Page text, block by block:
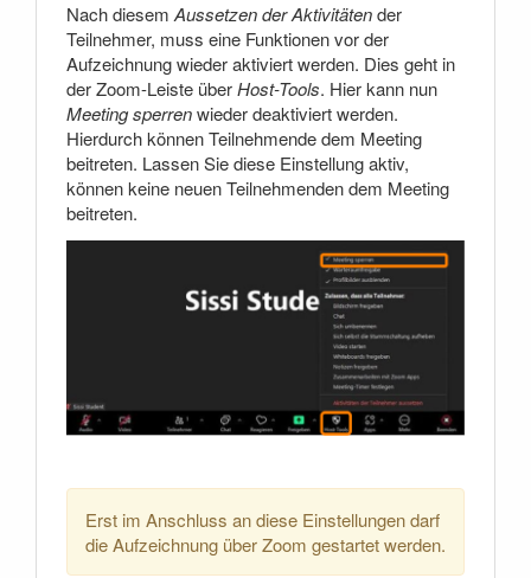
Nach diesemAussetzen der Aktivitätender
Teilnehmer, muss eine Funktionen vor der
Aufzeichnung wieder aktiviert werden. Dies geht in
der Zoom-Leiste überHost-Tools. Hier kann nun
Meeting sperrenwieder deaktiviert werden.
Hierdurch können Teilnehmende dem Meeting
beitreten. Lassen Sie diese Einstellung aktiv,
können keine neuen Teilnehmenden dem Meeting
beitreten.
Erst im Anschluss an diese Einstellungen darf
die Aufzeichnung über Zoom gestartet werden.